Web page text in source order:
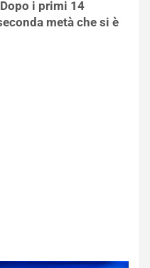
i primi 14
metà che si è